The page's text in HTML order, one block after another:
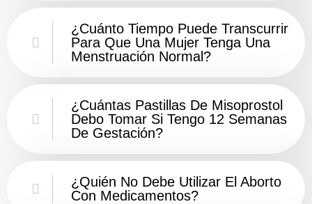
¿Cuánto Tiempo Puede Transcurrir
Para Que Una Mujer Tenga Una
Menstruación Normal?
¿Cuántas Pastillas De Misoprostol
Debo Tomar Si Tengo 12 Semanas
De Gestación?
¿Quién No Debe Utilizar El Aborto
Con Medicamentos?